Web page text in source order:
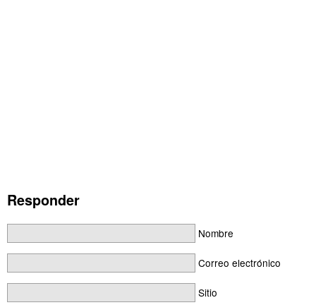
Responder
Nombre
Correo electrónico
Sitio